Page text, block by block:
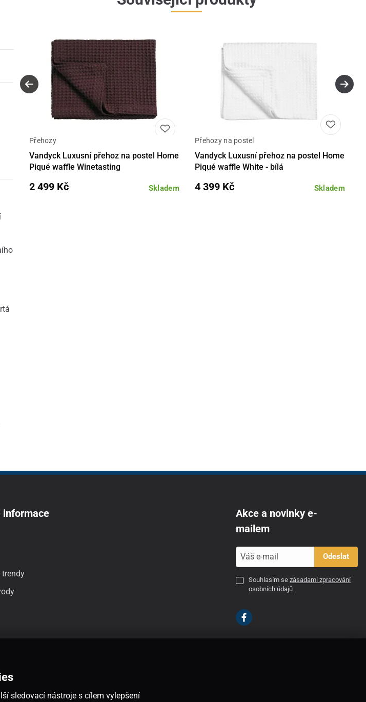
Přehozy
Vandyck Luxusní přehoz na postel Home
Piqué waffle Winetasting
Skladem
2 499 Kč
Přehozy na postel
Vandyck Luxusní přehoz na postel Home
Piqué waffle White - bílá
Skladem
4 399 Kč
informace
trendy
Akce a novinky e-
mailem
Odeslat
Souhlasím sezásadami zpracování
osobních údajů
sledovací nástroje s cílem vylepšení